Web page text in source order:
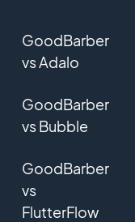
GoodBarber
vs Adalo
GoodBarber
vs Bubble
GoodBarber
vs
FlutterFlow